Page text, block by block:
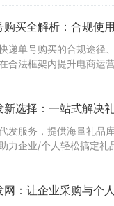
递单号购买的合规途径
合法框架内提升电商运
发服务，提供海量礼品
力企业/个人轻松搞定礼